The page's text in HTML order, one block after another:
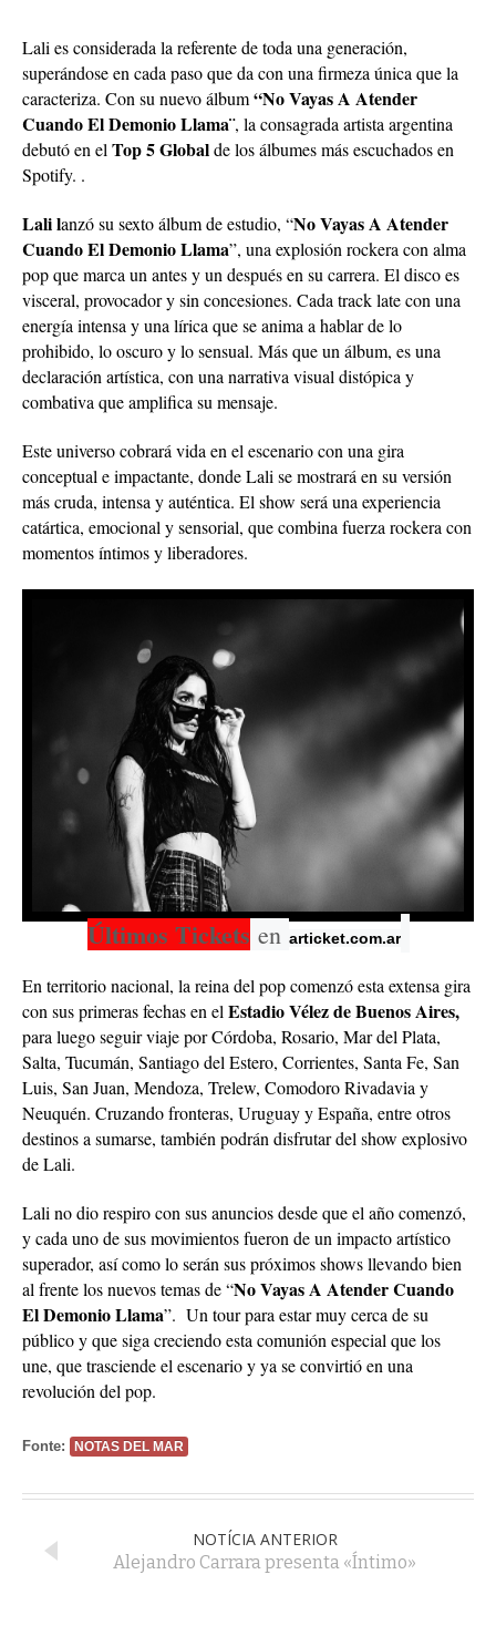
Lali es considerada la referente de toda una generación,
superándose en cada paso que da con una firmeza única que la
caracteriza. Con su nuevo álbum“No Vayas A Atender
Cuando El Demonio Llama¨, la consagrada artista argentina
debutó en el Top 5 Globalde los álbumes más escuchados en
Spotify. .
Lali lanzó su sexto álbum de estudio, “No Vayas A Atender
Cuando El Demonio Llama”, una explosión rockera con alma
pop que marca un antes y un después en su carrera. El disco es
visceral, provocador y sin concesiones. Cada track late con una
energía intensa y una lírica que se anima a hablar de lo
prohibido, lo oscuro y lo sensual. Más que un álbum, es una
declaración artística, con una narrativa visual distópica y
combativa que amplifica su mensaje.
Este universo cobrará vida en el escenario con una gira
conceptual e impactante, donde Lali se mostrará en su versión
más cruda, intensa y auténtica. El show será una experiencia
catártica, emocional y sensorial, que combina fuerza rockera con
momentos íntimos y liberadores.
Últimos Tickets en articket.com.ar
En territorio nacional, la reina del pop comenzó esta extensa gira
con sus primeras fechas en el Estadio Vélez de Buenos Aires,
para luego seguir viaje por Córdoba, Rosario, Mar del Plata,
Salta, Tucumán, Santiago del Estero, Corrientes, Santa Fe, San
Luis, San Juan, Mendoza, Trelew, Comodoro Rivadavia y
Neuquén. Cruzando fronteras, Uruguay y España, entre otros
destinos a sumarse, también podrán disfrutar del show explosivo
de Lali.
Lali no dio respiro con sus anuncios desde que el año comenzó,
y cada uno de sus movimientos fueron de un impacto artístico
superador, así como lo serán sus próximos shows llevando bien
al frente los nuevos temas de “No Vayas A Atender Cuando
El Demonio Llama”. Un tour para estar muy cerca de su
público y que siga creciendo esta comunión especial que los
une, que trasciende el escenario y ya se convirtió en una
revolución del pop.
Fonte: NOTAS DEL MAR
NOTÍCIA ANTERIOR
Alejandro Carrara presenta «Íntimo»